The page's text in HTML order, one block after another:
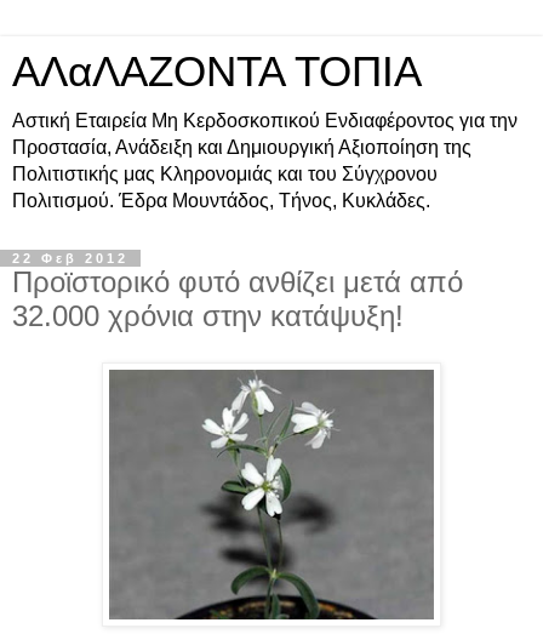
ΑΛαΛΑΖΟΝΤΑ ΤΟΠΙΑ
Αστική Εταιρεία Μη Κερδοσκοπικού Ενδιαφέροντος για την
Προστασία, Ανάδειξη και Δημιουργική Αξιοποίηση της
Πολιτιστικής μας Κληρονομιάς και του Σύγχρονου
Πολιτισμού. Έδρα Μουντάδος, Τήνος, Κυκλάδες.
22 Φεβ 2012
Προϊστορικό φυτό ανθίζει μετά από
32.000 χρόνια στην κατάψυξη!